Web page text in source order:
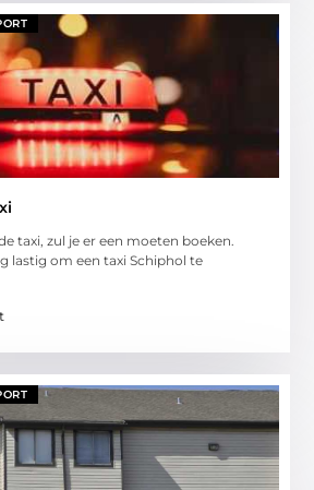
taxi, zul je er een moeten boeken.
lastig om een taxi Schiphol te